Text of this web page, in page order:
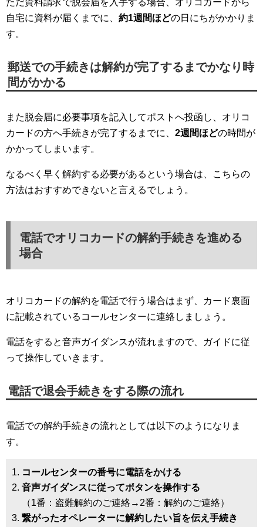
自宅に資料が届くまでに、 約1週間ほどの日にちがかかりま
す。
郵送での手続きは解約が完了するまでかなり時
間がかかる
また脱会届に必要事項を記入してポストへ投函し、オリコ
カードの方へ手続きが完了するまでに、 2週間ほどの時間が
かかってしまいます。
なるべく早く解約する必要があるという場合は、こちらの
方法はおすすめできないと言えるでしょう。
電話でオリコカードの解約手続きを進める
場合
オリコカードの解約を電話で行う場合はまず、カード裏面
に記載されているコールセンターに連絡しましょう。
電話をすると音声ガイダンスが流れますので、ガイドに従
って操作していきます。
電話で退会手続きをする際の流れ
電話での解約手続きの流れとしては以下のようになりま
す。
コールセンターの番号に電話をかける
音声ガイダンスに従ってボタンを操作する
（1番：盗難解約のご連絡→2番：解約のご連絡）
繋がったオペレーターに解約したい旨を伝え手続き